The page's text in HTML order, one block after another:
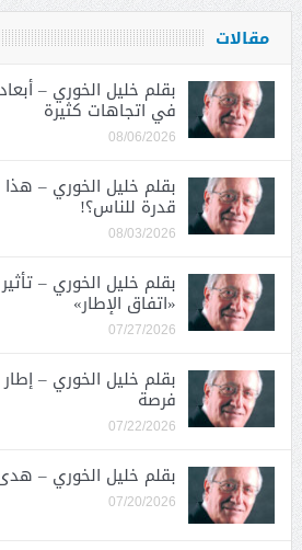
مقالات
بقلم خليل الخوري –
في اتجاهات كثيرة
08/06/2026
بقلم خليل الخوري –
قدرة للناس؟!
08/03/2026
بقلم خليل الخوري –
«اتفاق الإطار»
07/27/2026
بقلم خليل الخوري –
فرصة
07/22/2026
بقلم خليل الخوري –
07/20/2026